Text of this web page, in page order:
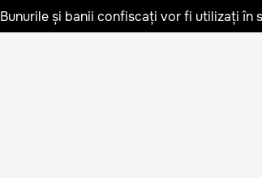
Bunurile și banii confiscați vor fi utilizați în